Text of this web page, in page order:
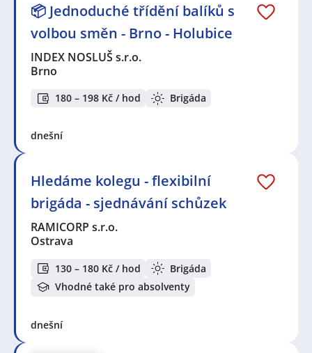
📦 Jednoduché třídění balíků s
volbou směn - Brno - Holubice
INDEX NOSLUŠ s.r.o.
Brno
180 – 198 Kč / hod Brigáda
dnešní
Hledáme kolegu - flexibilní
brigáda - sjednávání schůzek
RAMICORP s.r.o.
Ostrava
130 – 180 Kč / hod
Brigáda
Vhodné také pro absolventy
dnešní